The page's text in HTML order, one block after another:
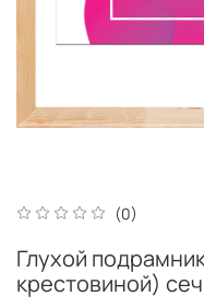
(0)
Глухой
крестовиной)